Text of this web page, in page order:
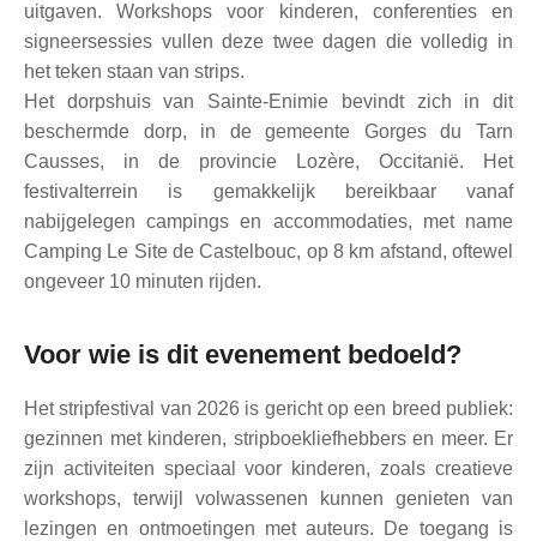
uitgaven. Workshops voor kinderen, conferenties en
signeersessies vullen deze twee dagen die volledig in
het teken staan van strips.
Het dorpshuis van Sainte-Enimie bevindt zich in dit
beschermde dorp, in de gemeente Gorges du Tarn
Causses, in de provincie Lozère, Occitanië. Het
festivalterrein is gemakkelijk bereikbaar vanaf
nabijgelegen campings en accommodaties, met name
Camping Le Site de Castelbouc, op 8 km afstand, oftewel
ongeveer 10 minuten rijden.
Voor wie is dit evenement bedoeld?
Het stripfestival van 2026 is gericht op een breed publiek:
gezinnen met kinderen, stripboekliefhebbers en meer. Er
zijn activiteiten speciaal voor kinderen, zoals creatieve
workshops, terwijl volwassenen kunnen genieten van
lezingen en ontmoetingen met auteurs. De toegang is